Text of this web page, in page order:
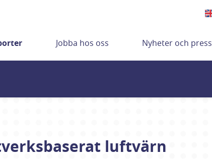
Jobba hos oss Nyheter och press
luftvärn